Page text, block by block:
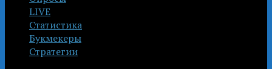
LIVE
Статистика
Букмекеры
Стратегии